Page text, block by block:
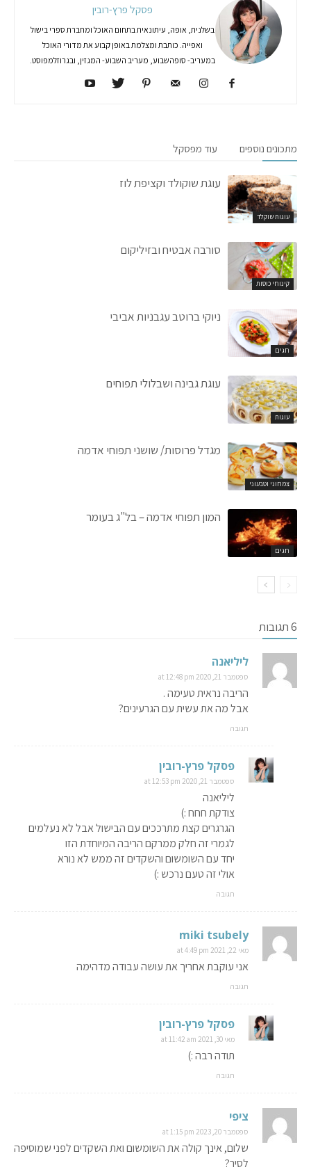
פסקל פרץ-רובין
בשלנית, אופה, עיתונאית בתחום האוכל ומחברת ספרי בישול
ואפייה. כותבת ומצלמת באופן קבוע את מדורי האוכל
במעריב- סופהשבוע, מעריב השבוע- המגזין, ובגרוזלמפוסט.
מתכונים נוספים עוד מפסקל
עוגות שוקלד
עוגת שוקולד וקציפת לוז
קינוחי כוסות
סורבה אבטיח ובזיליקום
חגים
ניוקי ברוטב עגבניות אביבי
עוגות
עוגת גבינה ושבלולי תפוחים
צמחוני וטבעוני
מגדל פרוסות/ שושני תפוחי אדמה
חגים
המון תפוחי אדמה – בל"ג בעומר
6 תגובות
ליליאנה
ספטמבר 21, 2020 at 12:48 pm
הריבה נראית טעימה .
אבל מה את עשית עם הגרעינים?
תגובה
פסקל פרץ-רובין
ספטמבר 21, 2020 at 12:53 pm
ליליאנה
צודקת חחח :)
הגרגרים קצת מתרככים עם הבישול אבל לא נעלמים
לגמרי זה חלק ממרקם הריבה המיוחדת הזו
יחד עם השומשום והשקדים זה ממש לא נורא
אולי זה טעם נרכש :)
תגובה
miki tsubely
מאי 22, 2021 at 4:49 pm
אני עוקבת אחריך את עושה עבודה מדהימה
תגובה
פסקל פרץ-רובין
מאי 30, 2021 at 11:42 am
תודה רבה :)
תגובה
ציפי
ספטמבר 20, 2023 at 1:15 pm
שלום, אינך קולה את השומשום ואת השקדים לפני שמוסיפה
לסיר?